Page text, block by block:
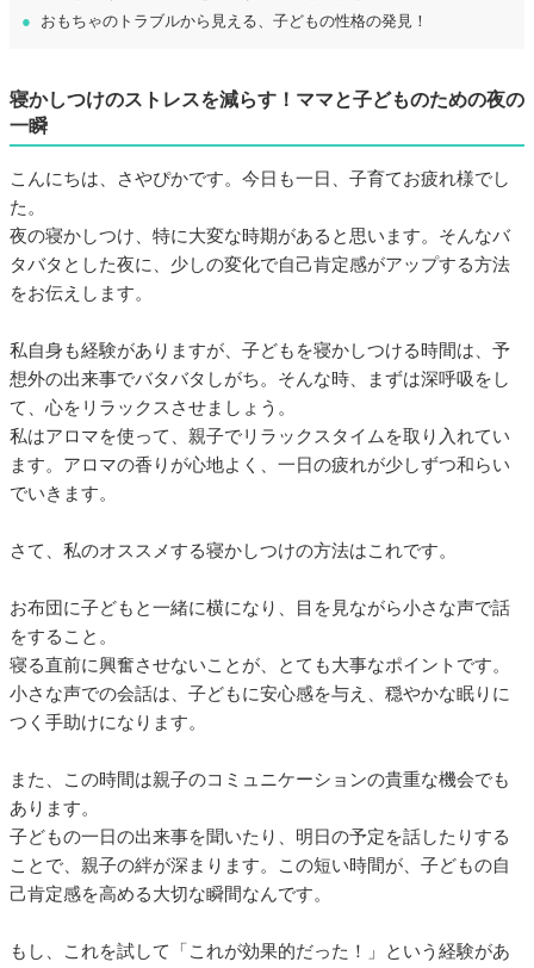
●
おもちゃのトラブルから見える、子どもの性格の発見！
寝かしつけのストレスを減らす！ママと子どものための夜の
一瞬
こんにちは、さやぴかです。今日も一日、子育てお疲れ様でし
た。
夜の寝かしつけ、特に大変な時期があると思います。そんなバ
タバタとした夜に、少しの変化で自己肯定感がアップする方法
をお伝えします。
私自身も経験がありますが、子どもを寝かしつける時間は、予
想外の出来事でバタバタしがち。そんな時、まずは深呼吸をし
て、心をリラックスさせましょう。
私はアロマを使って、親子でリラックスタイムを取り入れてい
ます。アロマの香りが心地よく、一日の疲れが少しずつ和らい
でいきます。
さて、私のオススメする寝かしつけの方法はこれです。
お布団に子どもと一緒に横になり、目を見ながら小さな声で話
をすること。
寝る直前に興奮させないことが、とても大事なポイントです。
小さな声での会話は、子どもに安心感を与え、穏やかな眠りに
つく手助けになります。
また、この時間は親子のコミュニケーションの貴重な機会でも
あります。
子どもの一日の出来事を聞いたり、明日の予定を話したりする
ことで、親子の絆が深まります。この短い時間が、子どもの自
己肯定感を高める大切な瞬間なんです。
もし、これを試して「これが効果的だった！」という経験があ